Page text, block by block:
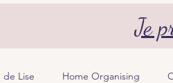
Je
de Lise Home Organising